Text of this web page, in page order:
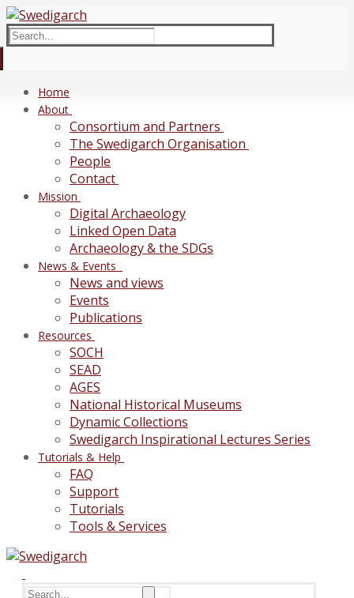
Skip
to
content
Menu
Close
Search
for:
Home
About
Consortium and Partners
The Swedigarch Organisation
People
Contact
Mission
Digital Archaeology
Linked Open Data
Archaeology & the SDGs
News & Events
News and views
Events
Publications
Resources
SOCH
SEAD
AGES
National Historical Museums
Dynamic Collections
Swedigarch Inspirational Lectures Series
Tutorials & Help
FAQ
Support
Tutorials
Tools & Services
Search